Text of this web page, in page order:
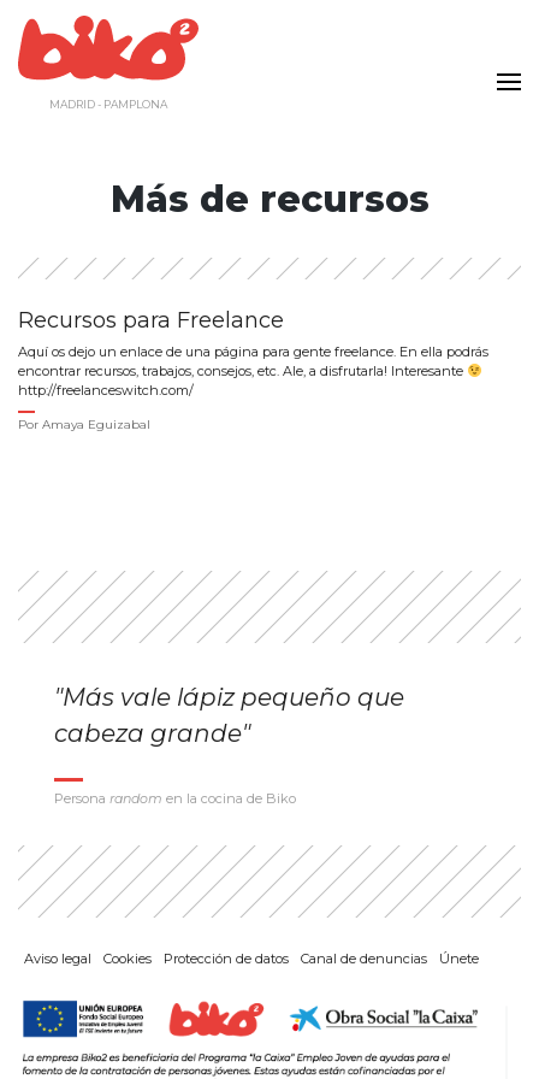
contenido
MADRID - PAMPLONA
Más de recursos
Recursos para Freelance
Aquí os dejo un enlace de una página para gente freelance. En ella podrás
encontrar recursos, trabajos, consejos, etc. Ale, a disfrutarla! Interesante
http://freelanceswitch.com/
Por Amaya Eguizabal
"Más vale lápiz pequeño que
cabeza grande"
Persona random en la cocina de Biko
Aviso legal Cookies Protección de datos Canal de denuncias Únete